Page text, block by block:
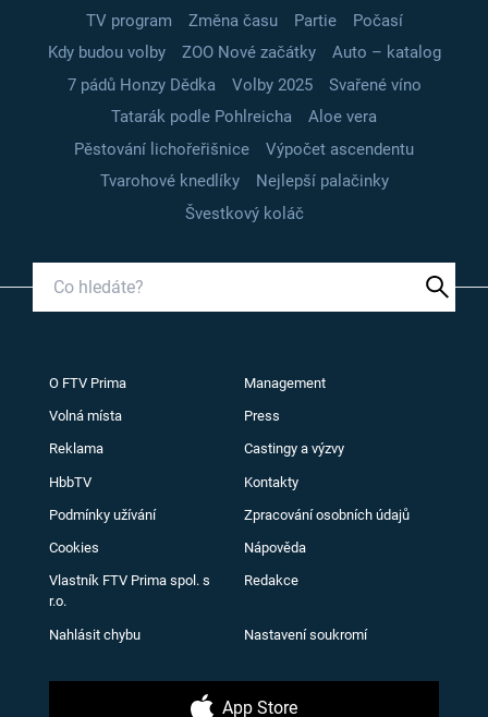
TV program
Změna času Partie
Počasí
Kdy budou volby
ZOO Nové začátky
Auto – katalog
7 pádů Honzy Dědka
Volby 2025
Svařené víno
Tatarák podle Pohlreicha
Aloe vera
Pěstování lichořeřišnice
Výpočet ascendentu
Tvarohové knedlíky
Nejlepší palačinky
Švestkový koláč
O FTV Prima Management
Volná místa Press
Reklama Castingy a výzvy
HbbTV Kontakty
Podmínky užívání Zpracování osobních údajů
Cookies Nápověda
Vlastník FTV Prima spol. s
r.o.
Redakce
Nahlásit chybu Nastavení soukromí
App Store